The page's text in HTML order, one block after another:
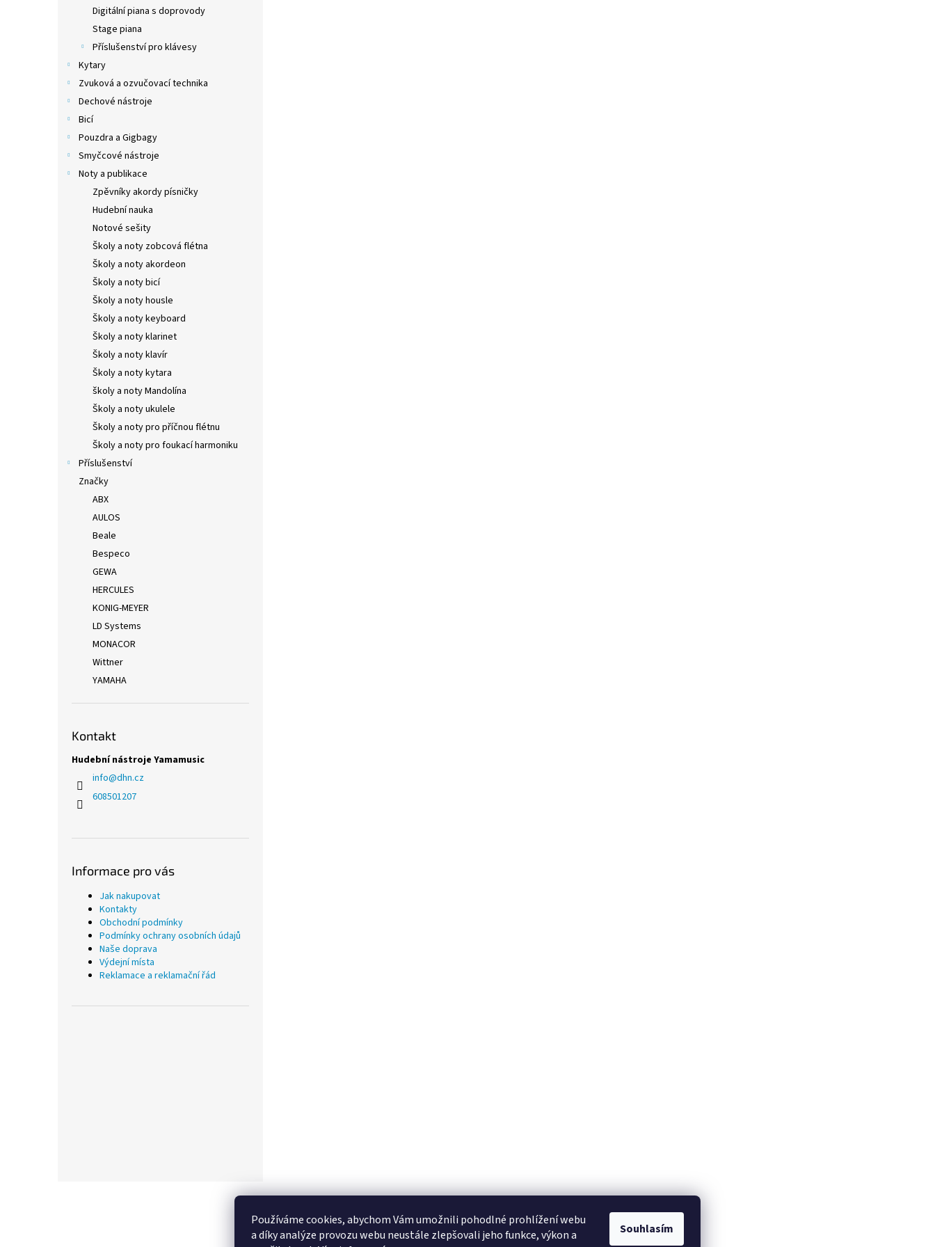
Používáme cookies, abychom Vám umožnili pohodlné prohlížení webu
a díky analýze provozu webu neustále zlepšovali jeho funkce, výkon a
Souhlasím
Digitální piana s doprovody
Stage piana
Příslušenství pro klávesy
Kytary
Zvuková a ozvučovací technika
Dechové nástroje
Bicí
Pouzdra a Gigbagy
Smyčcové nástroje
Noty a publikace
Zpěvníky akordy písničky
Hudební nauka
Notové sešity
Školy a noty zobcová flétna
Školy a noty akordeon
Školy a noty bicí
Školy a noty housle
Školy a noty keyboard
Školy a noty klarinet
Školy a noty klavír
Školy a noty kytara
školy a noty Mandolína
Školy a noty ukulele
Školy a noty pro příčnou flétnu
Školy a noty pro foukací harmoniku
Příslušenství
Značky
ABX
AULOS
Beale
Bespeco
GEWA
HERCULES
KONIG-MEYER
LD Systems
MONACOR
Wittner
YAMAHA
Kontakt
Hudební nástroje Yamamusic
info@dhn.cz
608501207
Informace pro vás
Jak nakupovat
Kontakty
Obchodní podmínky
Podmínky ochrany osobních údajů
Naše doprava
Výdejní místa
Reklamace a reklamační řád